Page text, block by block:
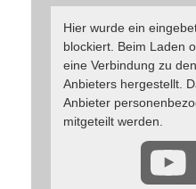
Hier wurde ein
blockiert. Beim Laden
eine Verbindung zu
Anbieters hergestellt.
Anbieter
mitgeteilt werden.